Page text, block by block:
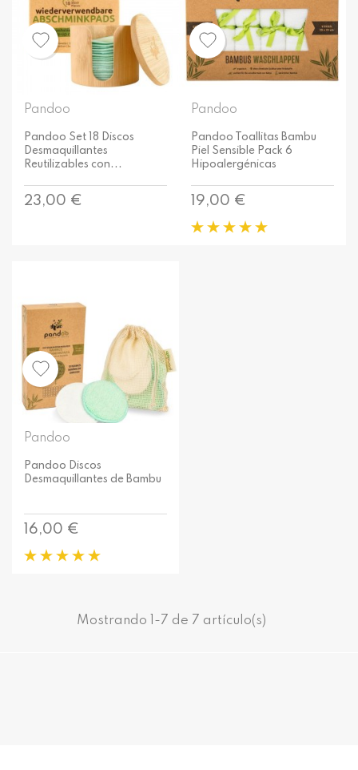
Pandoo
Pandoo Set 18 Discos
Desmaquillantes
Reutilizables con...
Precio
23,00 €
Pandoo
Pandoo Toallitas Bambu
Piel Sensible Pack 6
Hipoalergénicas
Precio
19,00 €
Pandoo
Pandoo Discos
Desmaquillantes de Bambu
Precio
16,00 €
Mostrando 1-7 de 7 artículo(s)